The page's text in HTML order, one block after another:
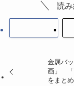
読
金属バ
画」 「
をまと